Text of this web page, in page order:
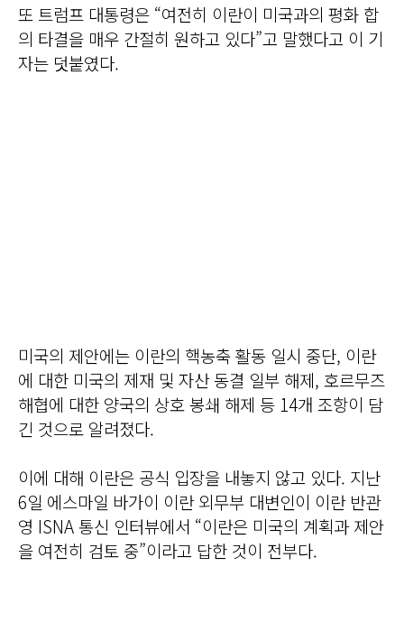
또 트럼프 대통령은 “여전히 이란이 미국과의 평화 합
의 타결을 매우 간절히 원하고 있다”고 말했다고 이 기
자는 덧붙였다.
미국의 제안에는 이란의 핵농축 활동 일시 중단, 이란
에 대한 미국의 제재 및 자산 동결 일부 해제, 호르무즈
해협에 대한 양국의 상호 봉쇄 해제 등 14개 조항이 담
긴 것으로 알려졌다.
이에 대해 이란은 공식 입장을 내놓지 않고 있다. 지난
6일 에스마일 바가이 이란 외무부 대변인이 이란 반관
영 ISNA 통신 인터뷰에서 “이란은 미국의 계획과 제안
을 여전히 검토 중”이라고 답한 것이 전부다.